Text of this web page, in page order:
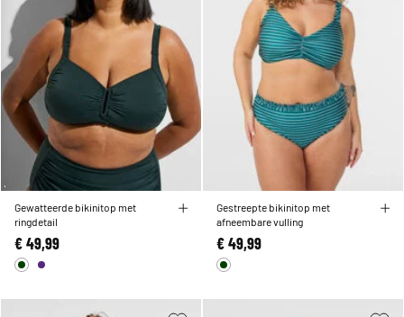
Gewatteerde bikinitop met
ringdetail
€ 49,99
Gestreepte bikinitop met
afneembare vulling
€ 49,99